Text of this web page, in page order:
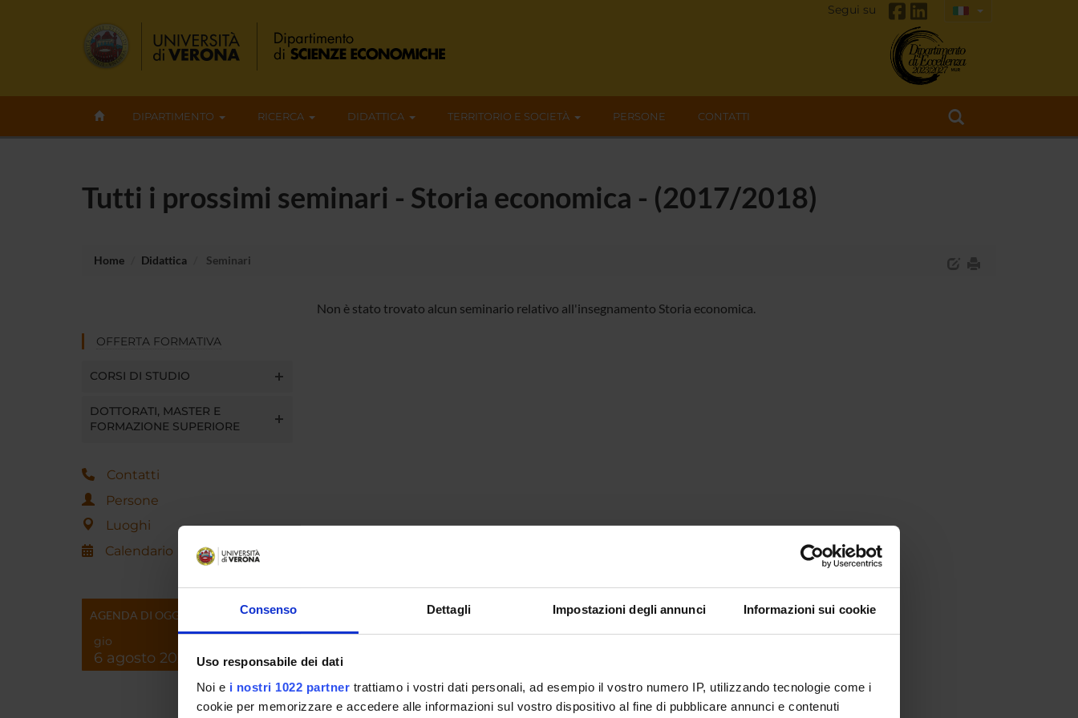
Consenso Dettagli Impostazioni degli annunci Informazioni sui cookie
Uso responsabile dei dati
Noi e i nostri 1022 partner trattiamo i vostri dati personali, ad esempio il vostro numero IP, utilizzando tecnologie come i
cookie per memorizzare e accedere alle informazioni sul vostro dispositivo al fine di pubblicare annunci e contenuti
Segui su
DIPARTIMENTO RICERCA DIDATTICA TERRITORIO E SOCIETÀ PERSONE CONTATTI
Tutti i prossimi seminari - Storia economica - (2017/2018)
Home Didattica Seminari
OFFERTA FORMATIVA
CORSI DI STUDIO
DOTTORATI, MASTER E
FORMAZIONE SUPERIORE
Contatti
Persone
Luoghi
Calendario
AGENDA DI OGGI
gio
6 agosto 2026
Non è stato trovato alcun seminario relativo all'insegnamento Storia economica.